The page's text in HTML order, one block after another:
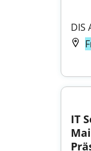
DIS
IT